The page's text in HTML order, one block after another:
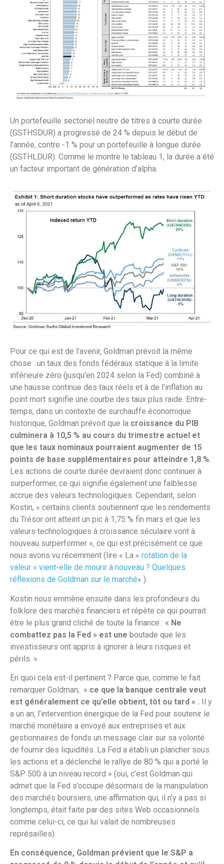
Un portefeuille sectoriel neutre de titres à courte durée
(GSTHSDUR) a progressé de 24 % depuis le début de
l’année, contre -1 % pour un portefeuille à longue durée
(GSTHLDUR). Comme le montre le tableau 1, la durée a été
un facteur important de génération d’alpha.
Pour ce qui est de l’avenir, Goldman prévoit la même
chose : un taux des fonds fédéraux statique à la limite
inférieure zéro (jusqu’en 2024 selon la Fed) combiné à
une hausse continue des taux réels et à de l’inflation au
point mort signifie une courbe des taux plus raide. Entre-
temps, dans un contexte de surchauffe économique
historique, Goldman prévoit que la croissance du PIB
culminera à 10,5 % au cours du trimestre actuel et
que les taux nominaux pourraient augmenter de 15
points de base supplémentaires pour atteindre 1,8 %.
Les actions de courte durée devraient donc continuer à
surperformer, ce qui signifie également une faiblesse
accrue des valeurs technologiques. Cependant, selon
Kostin, « certains clients soutiennent que les rendements
du Trésor ont atteint un pic à 1,75 % fin mars et que les
valeurs technologiques à croissance séculaire vont à
nouveau surperformer », ce qui est précisément ce que
nous avons vu récemment (lire « La « rotation de la
valeur » vient-elle de mourir à nouveau ? Quelques
réflexions de Goldman sur le marché« ).
Kostin nous emmène ensuite dans les profondeurs du
folklore des marchés financiers et répète ce qui pourrait
être le plus grand cliché de toute la finance : « Ne
combattez pas la Fed » est une boutade que les
investisseurs ont appris à ignorer à leurs risques et
périls. »
En quoi cela est-il pertinent ? Parce que, comme le fait
remarquer Goldman, » ce que la banque centrale veut
est généralement ce qu’elle obtient, tôt ou tard « . Il y
a un an, l’intervention énergique de la Fed pour soutenir le
marché monétaire a envoyé aux entreprises et aux
gestionnaires de fonds un message clair sur sa volonté
de fournir des liquidités. La Fed a établi un plancher sous
les actions et a déclenché le rallye de 80 % qui a porté le
S&P 500 à un niveau record » (oui, c’est Goldman qui
admet que la Fed s’occupe désormais de la manipulation
des marchés boursiers, une affirmation qui, il n’y a pas si
longtemps, était faite par des sites Web occasionnels
comme celui-ci, ce qui lui valait de nombreuses
représailles).
En conséquence, Goldman prévient que le S&P a